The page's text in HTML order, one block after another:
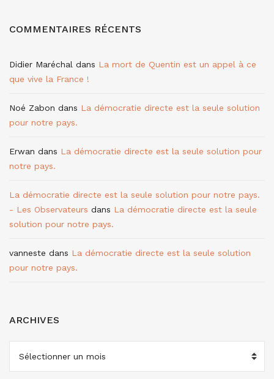
COMMENTAIRES RÉCENTS
Didier Maréchal dans La mort de Quentin est un appel à ce
que vive la France !
Noé Zabon dans La démocratie directe est la seule solution
pour notre pays.
Erwan dans La démocratie directe est la seule solution pour
notre pays.
La démocratie directe est la seule solution pour notre pays.
- Les Observateurs dans La démocratie directe est la seule
solution pour notre pays.
vanneste dans La démocratie directe est la seule solution
pour notre pays.
ARCHIVES
ARCHIVES